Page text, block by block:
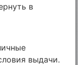
в
выдачи.